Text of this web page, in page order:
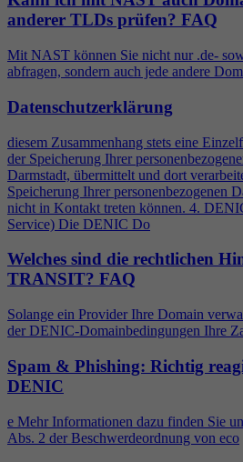
anderer TLDs prüfen? FAQ
Mit NAST können Sie nicht nur .de-
abfragen, sondern auch jede andere
Datenschutzerklärung
diesem Zusammenhang stets eine
der Speicherung Ihrer
Darmstadt, übermittelt und dort
Speicherung Ihrer personenbezogenen
nicht in Kontakt treten können. 4.
Service) Die DENIC Do
Welches sind die rechtlichen
TRANSIT? FAQ
Solange ein Provider Ihre Domain
der DENIC-Domainbedingungen Ihre
Spam & Phishing: Richtig
DENIC
e Mehr Informationen dazu finden Sie
Abs. 2 der Beschwerdeordnung von eco